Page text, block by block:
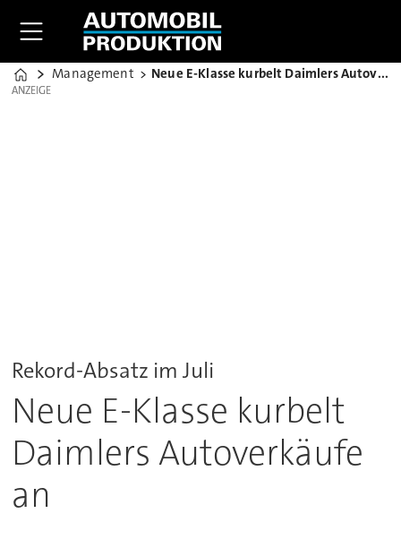
Home
Management Neue E-Klasse kurbelt Daimlers Autoverkäufe an
ANZEIGE
ANZEIGE
Rekord-Absatz im Juli
Neue E-Klasse kurbelt
Daimlers Autoverkäufe
an